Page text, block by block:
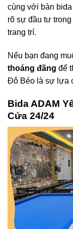
cùng với bàn
rõ sự đầu tư
trang trí.
Nếu bạn đang
thoáng đãng để
Đô Béo là sự lựa
Bida ADAM
Cửa 24/24